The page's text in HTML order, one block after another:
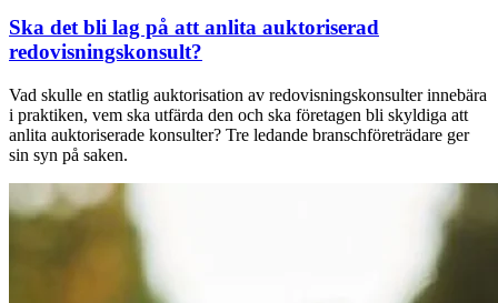
Ska det bli lag på att anlita auktoriserad
redovisningskonsult?
Vad skulle en statlig auktorisation av redovisningskonsulter innebära
i praktiken, vem ska utfärda den och ska företagen bli skyldiga att
anlita auktoriserade konsulter? Tre ledande branschföreträdare ger
sin syn på saken.